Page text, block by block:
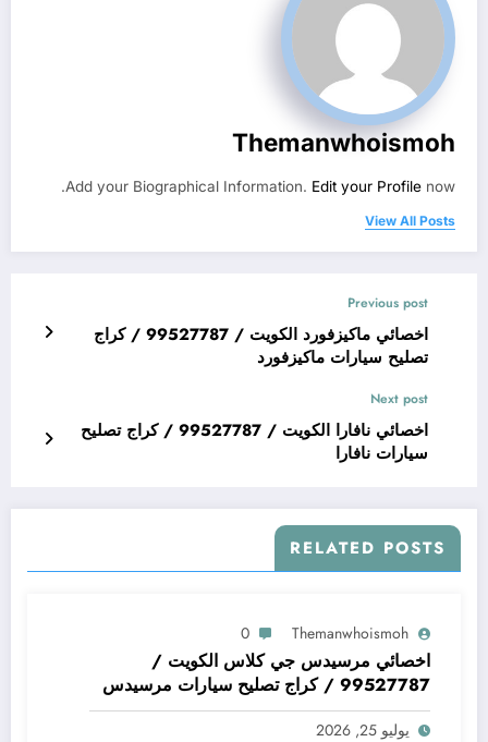
Themanwhoismoh
Add your Biographical Information. Edit your Profile now.
View All Posts
Previous post
اخصائي ماكيزفورد الكويت / 99527787 / كراج
تصليح سيارات ماكيزفورد
Next post
اخصائي نافارا الكويت / 99527787 / كراج تصليح
سيارات نافارا
RELATED POSTS
Themanwhoismoh
0
اخصائي مرسيدس جي كلاس الكويت /
99527787 / كراج تصليح سيارات مرسيدس
جي كلاس
يوليو 25, 2026